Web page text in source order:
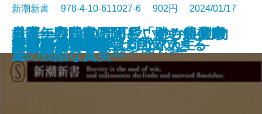
なぜこんな人が上司なのか
大人の居酒屋旅
本音
起死回生―逆転プロ野球人生―
1日10分の哲学
モフモフはなぜ可愛いのか―動物
行動学でヒトを解き明かす―
メンタル脳
テレビ局再編
日本一の農業県はどこか―農業の
通信簿―
最強の恐竜
新潮新書 978-4-10-611027-6 902円 2024/01/17
新書電子書籍あり
完全版 創価学会
歴史は予言する
令和の山口組
親ガチャの哲学
ニッポンの闇
世帯年収1000万円―「勝ち組」家
庭の残酷な真実―
貧乏ピッツァ
大常識
引きこもりの7割は自立できる
名医・専門家に聞く すごい健康
法